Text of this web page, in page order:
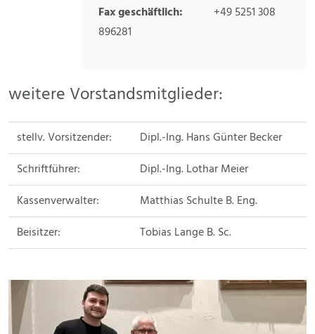
Fax geschäftlich:
+49 5251 308
896281
weitere Vorstandsmitglieder:
stellv. Vorsitzender:
Dipl.-Ing. Hans Günter Becker
Schriftführer:
Dipl.-Ing. Lothar Meier
Kassenverwalter:
Matthias Schulte B. Eng.
Beisitzer:
Tobias Lange B. Sc.